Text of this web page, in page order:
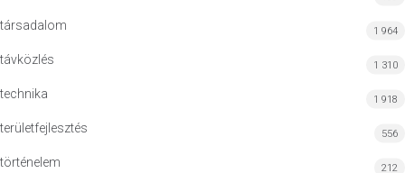
társadalom 1 964
távközlés 1 310
technika 1 918
területfejlesztés 556
történelem 212